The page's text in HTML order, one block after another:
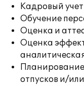
Кадровый учет
Обучение
Оценка и
Оценка
Планирование
отпусков и/